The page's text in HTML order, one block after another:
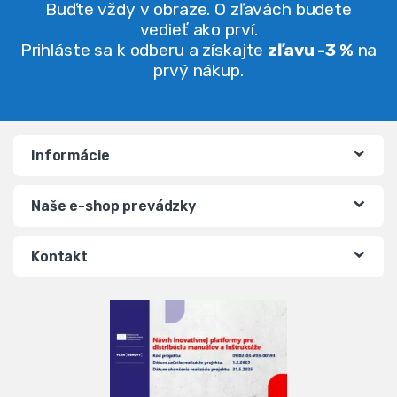
Buďte vždy v obraze. O zľavách budete
vedieť ako prví.
Prihláste sa k odberu a získajte zľavu -3 % na
prvý nákup.
Informácie
Naše e-shop prevádzky
Kontakt